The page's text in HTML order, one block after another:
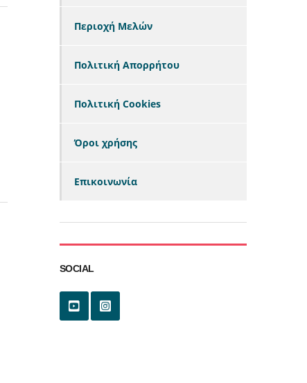
Περιοχή Μελών
Πολιτική Απορρήτου
Πολιτική Cookies
Όροι χρήσης
Επικοινωνία
SOCIAL